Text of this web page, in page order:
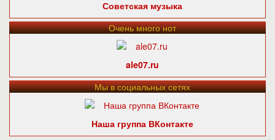
Советская музыка
Очень много нот
ale07.ru
Мы в социальных сетях
Наша группа ВКонтакте